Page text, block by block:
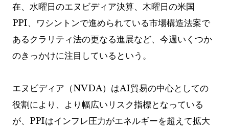
在、水曜日のエヌビディア決算、木曜日の米国
PPI、ワシントンで進められている市場構造法案で
あるクラリティ法の更なる進展など、今週いくつか
のきっかけに注目しているという。
エヌビディア（NVDA）はAI貿易の中心としての
役割により、より幅広いリスク指標となっている
が、PPIはインフレ圧力がエネルギーを超えて拡大